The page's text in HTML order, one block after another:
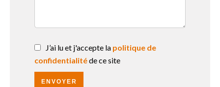
J’ai lu et j'accepte la politique de
confidentialitéde ce site
ENVOYER